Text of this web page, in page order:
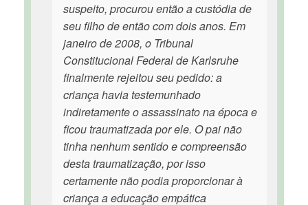
suspeito, procurou então a custódia de
seu filho de então com dois anos. Em
janeiro de 2008, o Tribunal
Constitucional Federal de Karlsruhe
finalmente rejeitou seu pedido: a
criança havia testemunhado
indiretamente o assassinato na época e
ficou traumatizada por ele. O pai não
tinha nenhum sentido e compreensão
desta traumatização, por isso
certamente não podia proporcionar à
criança a educação empática